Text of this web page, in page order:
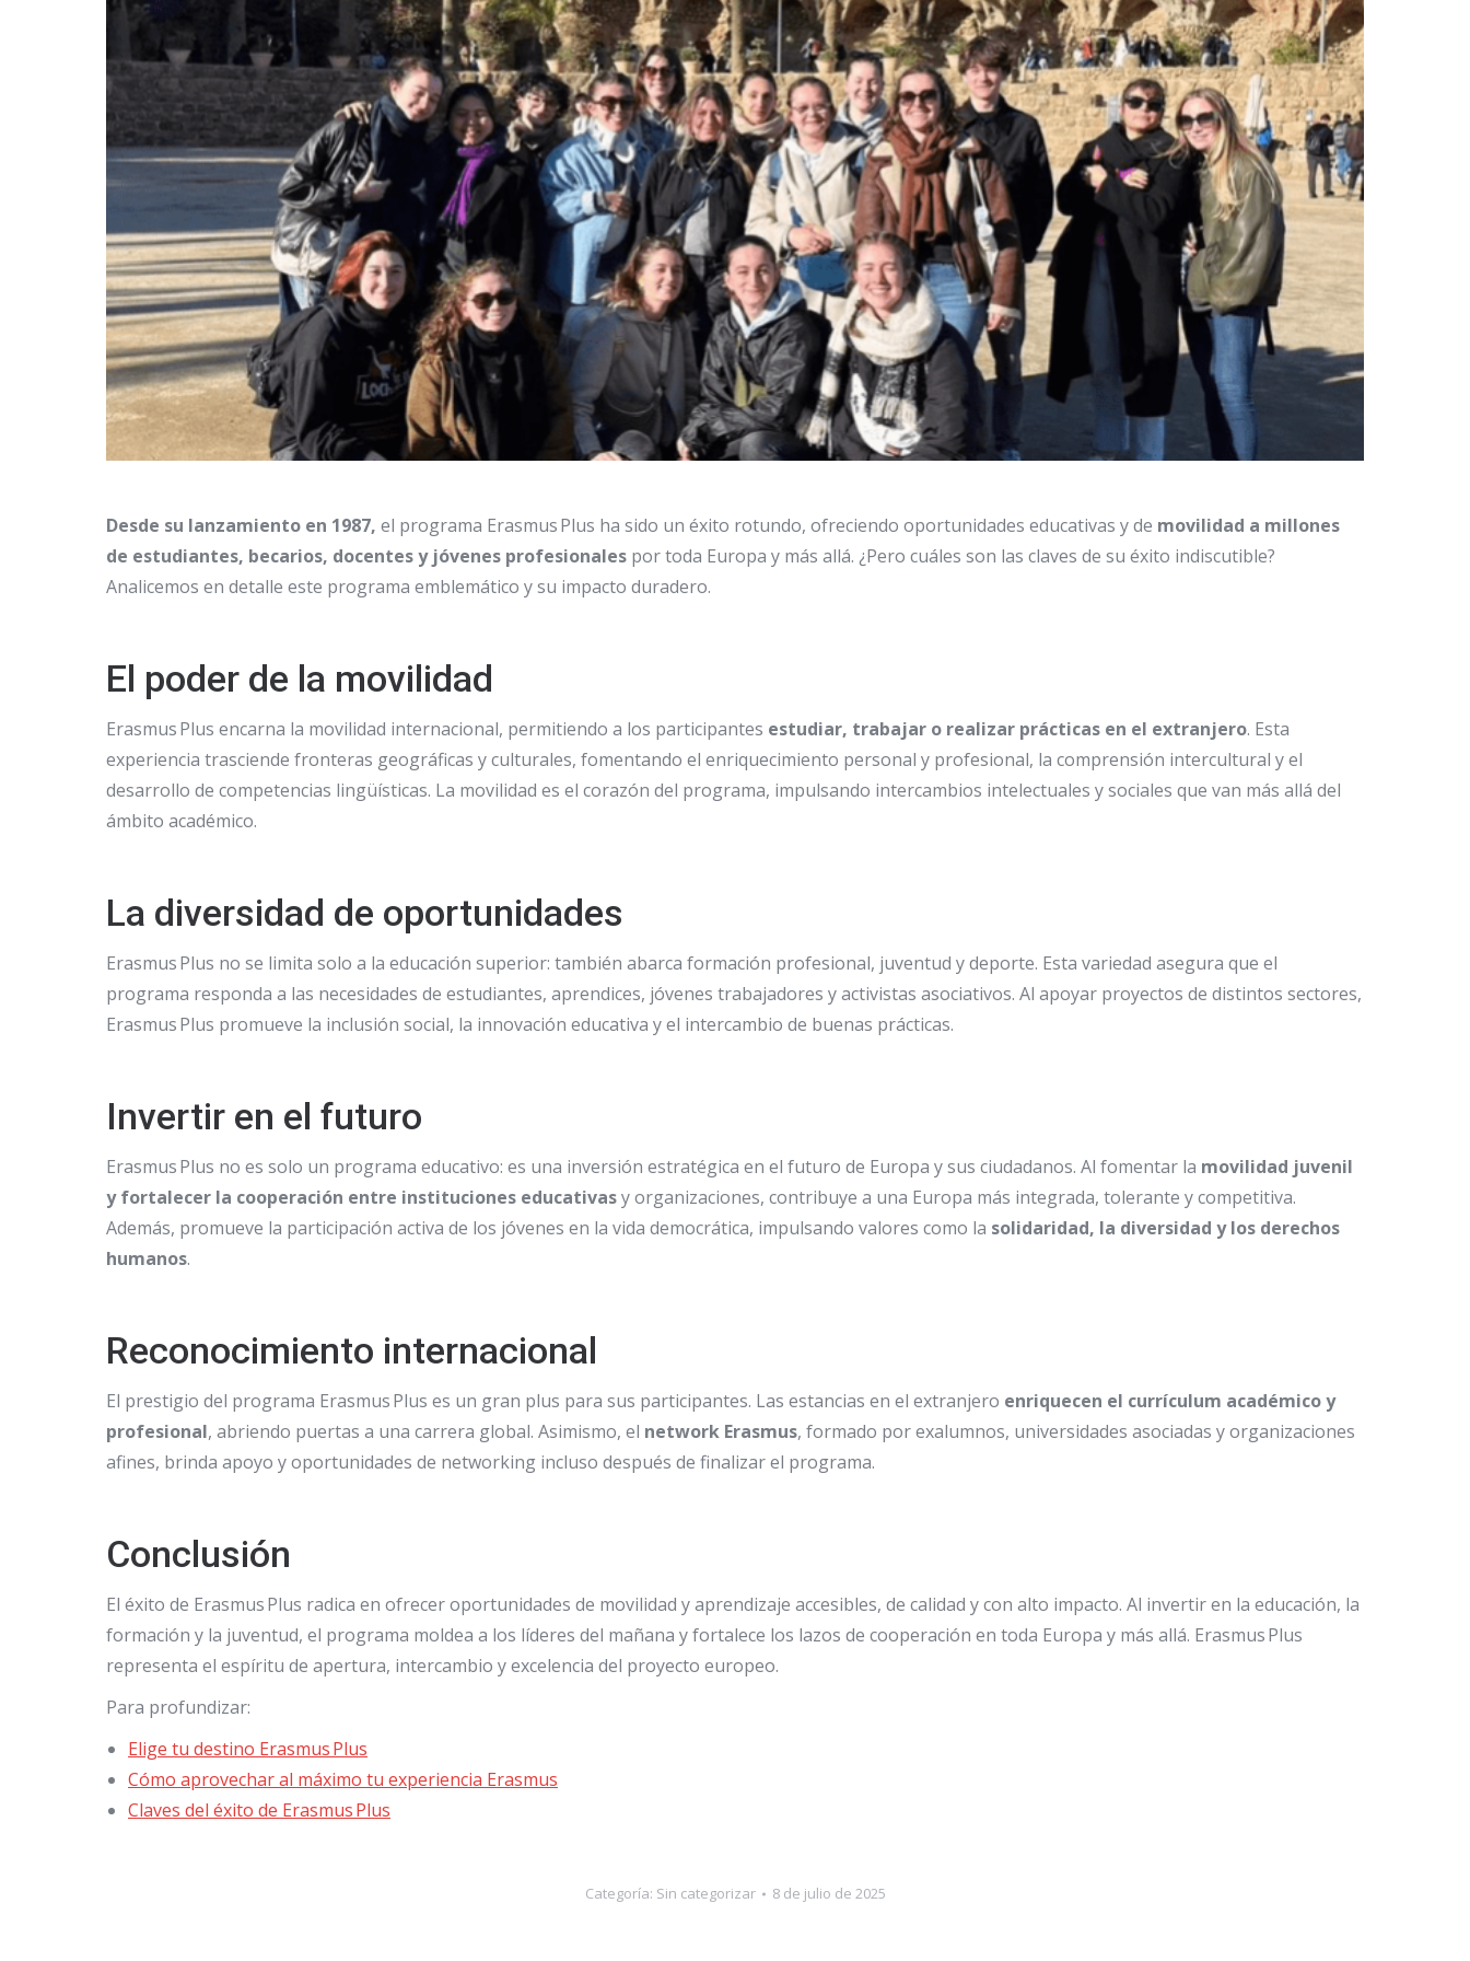
Desde su lanzamiento en 1987, el programa Erasmus Plus ha sido un éxito rotundo, ofreciendo oportunidades educativas y de movilidad a millones
de estudiantes, becarios, docentes y jóvenes profesionales por toda Europa y más allá. ¿Pero cuáles son las claves de su éxito indiscutible?
Analicemos en detalle este programa emblemático y su impacto duradero.
El poder de la movilidad
Erasmus Plus encarna la movilidad internacional, permitiendo a los participantes estudiar, trabajar o realizar prácticas en el extranjero. Esta
experiencia trasciende fronteras geográficas y culturales, fomentando el enriquecimiento personal y profesional, la comprensión intercultural y el
desarrollo de competencias lingüísticas. La movilidad es el corazón del programa, impulsando intercambios intelectuales y sociales que van más allá del
ámbito académico.
La diversidad de oportunidades
Erasmus Plus no se limita solo a la educación superior: también abarca formación profesional, juventud y deporte. Esta variedad asegura que el
programa responda a las necesidades de estudiantes, aprendices, jóvenes trabajadores y activistas asociativos. Al apoyar proyectos de distintos sectores,
Erasmus Plus promueve la inclusión social, la innovación educativa y el intercambio de buenas prácticas.
Invertir en el futuro
Erasmus Plus no es solo un programa educativo: es una inversión estratégica en el futuro de Europa y sus ciudadanos. Al fomentar la movilidad juvenil
y fortalecer la cooperación entre instituciones educativasy organizaciones, contribuye a una Europa más integrada, tolerante y competitiva.
Además, promueve la participación activa de los jóvenes en la vida democrática, impulsando valores como la solidaridad, la diversidad y los derechos
humanos.
Reconocimiento internacional
El prestigio del programa Erasmus Plus es un gran plus para sus participantes. Las estancias en el extranjero enriquecen el currículum académico y
profesional, abriendo puertas a una carrera global. Asimismo, el network Erasmus, formado por exalumnos, universidades asociadas y organizaciones
afines, brinda apoyo y oportunidades de networking incluso después de finalizar el programa.
Conclusión
El éxito de Erasmus Plus radica en ofrecer oportunidades de movilidad y aprendizaje accesibles, de calidad y con alto impacto. Al invertir en la educación, la
formación y la juventud, el programa moldea a los líderes del mañana y fortalece los lazos de cooperación en toda Europa y más allá. Erasmus Plus
representa el espíritu de apertura, intercambio y excelencia del proyecto europeo.
Para profundizar:
Elige tu destino Erasmus Plus
Cómo aprovechar al máximo tu experiencia Erasmus
Claves del éxito de Erasmus Plus
Categoría: Sin categorizar 8 de julio de 2025